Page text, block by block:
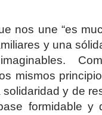
nos une “es
y una
mismos
y de
formidable y